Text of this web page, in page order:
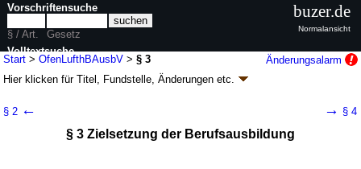
Start >OfenLufthBAusbV >§ 3
Änderungsalarm
Hier klicken fürTitel, Fundstelle, Änderungen etc.
zum Ofen- und Luftheizungsbauer/zur Ofen-
und Luftheizungsbauerin
§ 2 ← → § 4
§ 3 Zielsetzung der Berufsausbildung
Vorschriftensuche
§ / Art.
Gesetz
Volltextsuche
nur in OfenLufthBAusbV
buzer.de
Normalansicht